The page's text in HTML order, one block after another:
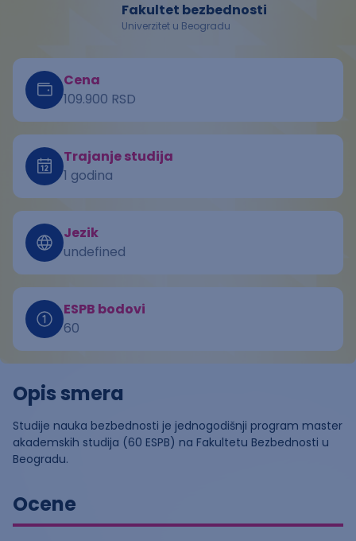
Fakultet bezbednosti
Univerzitet u Beogradu
Cena
109.900 RSD
Trajanje studija
1 godina
Jezik
undefined
ESPB bodovi
60
Opis smera
Studije nauka bezbednosti je jednogodišnji program master
akademskih studija (60 ESPB) na Fakultetu Bezbednosti u
Beogradu.
Ocene